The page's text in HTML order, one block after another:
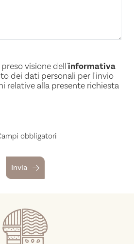
visione dell'informativa
dei dati personali per l'invio
relative alla presente richiesta
obbligatori
Invia